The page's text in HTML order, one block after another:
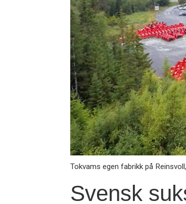
Tokvams egen fabrikk på
Svensk